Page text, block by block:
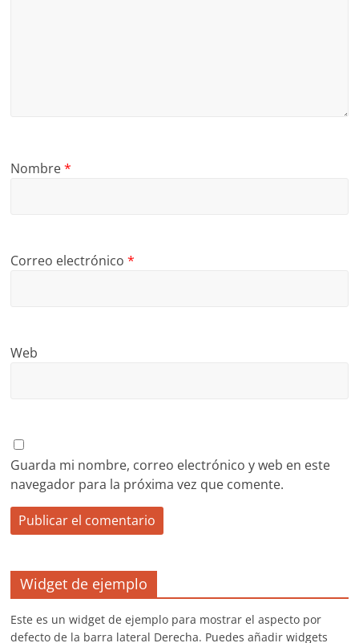
Nombre*
Correo electrónico*
Web
Guarda mi nombre, correo electrónico y web en este
navegador para la próxima vez que comente.
Widget de ejemplo
Este es un widget de ejemplo para mostrar el aspecto por
defecto de la barra lateral Derecha. Puedes añadir widgets